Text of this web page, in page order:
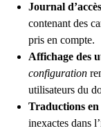
Journal
contenant des
pris en compte.
Affichage des
configuration
utilisateurs du
Traductions
inexactes dans